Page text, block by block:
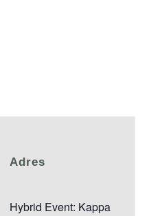
Adres
Hybrid Event: Kappa